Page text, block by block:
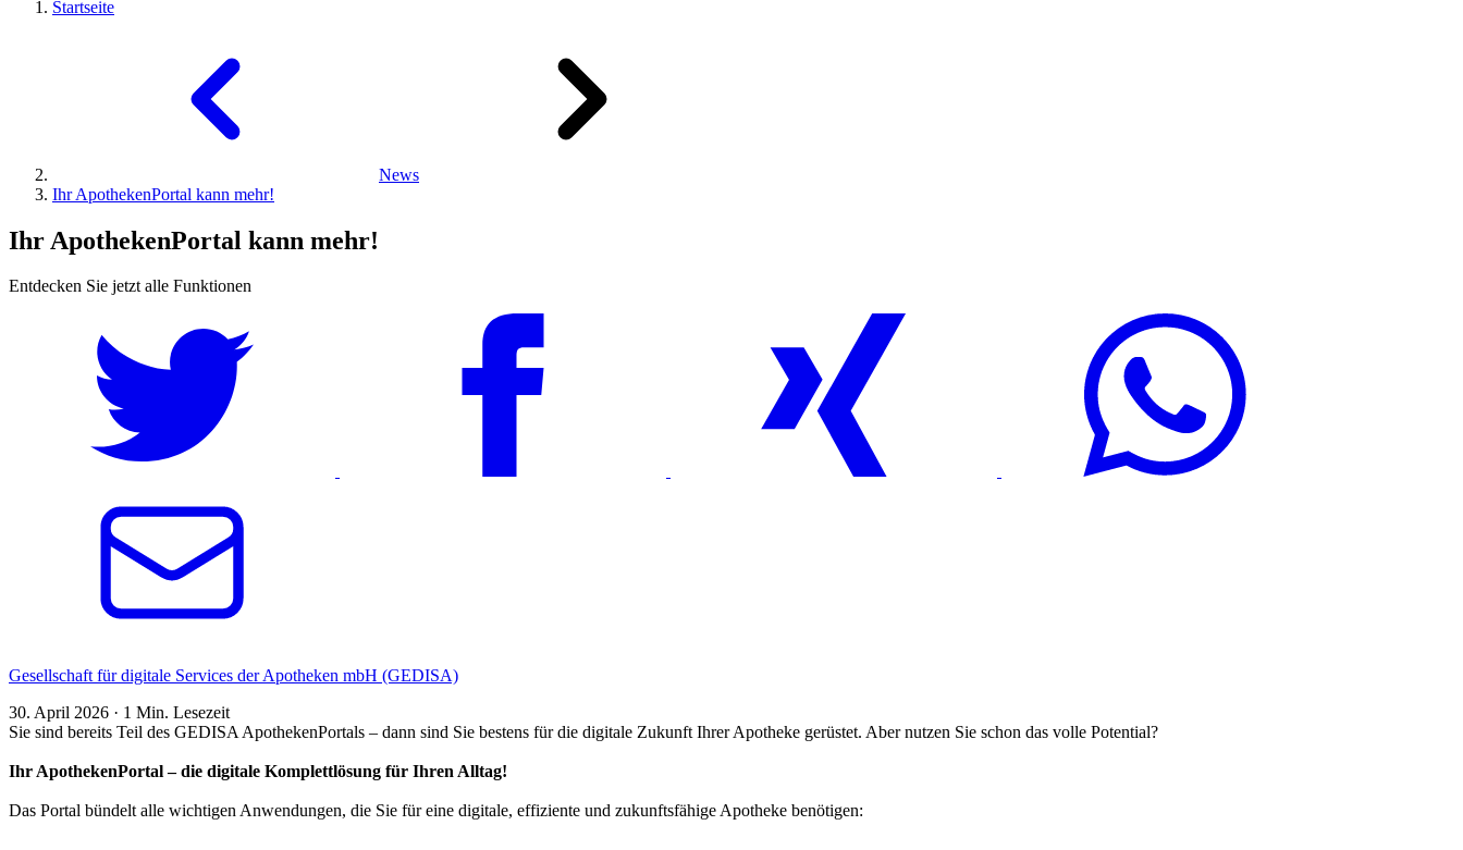
Startseite
News
Ihr ApothekenPortal kann mehr!
Ihr ApothekenPortal kann mehr!
Entdecken Sie jetzt alle Funktionen
Gesellschaft für digitale Services der Apotheken mbH (GEDISA)
30. April 2026 · 1 Min. Lesezeit
Sie sind bereits Teil des GEDISA ApothekenPortals – dann sind Sie bestens für die digitale Zukunft Ihrer Apotheke gerüstet. Aber nutzen Sie schon das volle Potential?
Ihr ApothekenPortal – die digitale Komplettlösung für Ihren Alltag!
Das Portal bündelt alle wichtigen Anwendungen, die Sie für eine digitale, effiziente und zukunftsfähige Apotheke benötigen: